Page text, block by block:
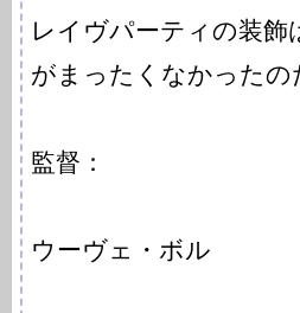
レイヴパーティの装
がまったくなかったの
監督：
ウーヴェ・ボル